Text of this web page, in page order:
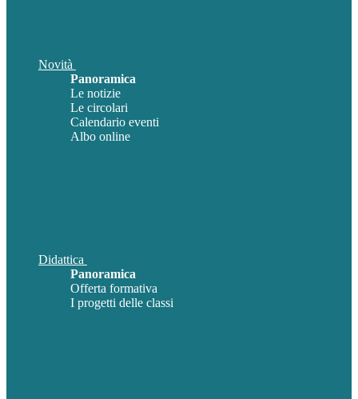
Novità
Panoramica
Le notizie
Le circolari
Calendario eventi
Albo online
Didattica
Panoramica
Offerta formativa
I progetti delle classi